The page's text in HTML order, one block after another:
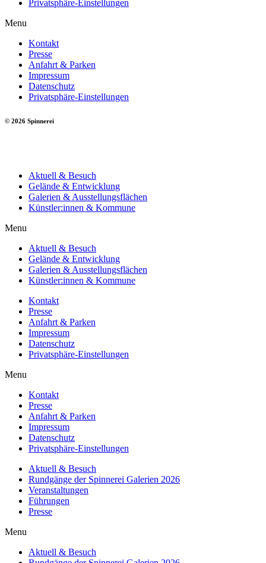
Privatsphäre-Einstellungen
Menu
Kontakt
Presse
Anfahrt & Parken
Impressum
Datenschutz
Privatsphäre-Einstellungen
© 2026 Spinnerei
Aktuell & Besuch
Gelände & Entwicklung
Galerien & Ausstellungsflächen
Künstler:innen & Kommune
Menu
Aktuell & Besuch
Gelände & Entwicklung
Galerien & Ausstellungsflächen
Künstler:innen & Kommune
Kontakt
Presse
Anfahrt & Parken
Impressum
Datenschutz
Privatsphäre-Einstellungen
Menu
Kontakt
Presse
Anfahrt & Parken
Impressum
Datenschutz
Privatsphäre-Einstellungen
Aktuell & Besuch
Rundgänge der Spinnerei Galerien 2026
Veranstaltungen
Führungen
Presse
Menu
Aktuell & Besuch